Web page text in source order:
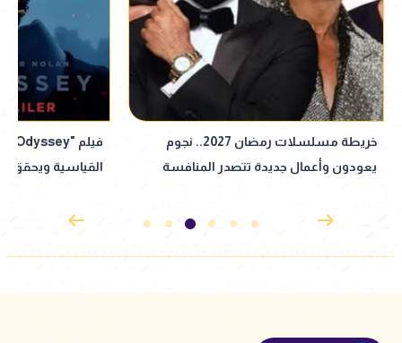
فيلم "The Odyssey" يواصل تحطيم الأرقام
القياسية ويحقق إنجازًا جديدًا في شباك
التذاكر
وفاء مكي: كرست
رجل غريب حياتنا